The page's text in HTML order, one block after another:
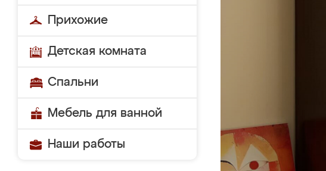
Прихожие
Детская комната
Спальни
Мебель для ванной
Наши работы